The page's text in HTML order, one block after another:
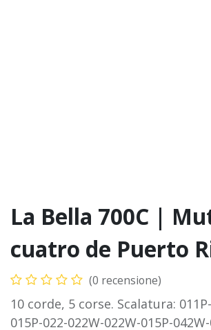
La Bella 700C |
cuatro de Puerto
(0 recensione)
10 corde, 5 corse. Scalatura:
015P-022-022W-022W-015P-